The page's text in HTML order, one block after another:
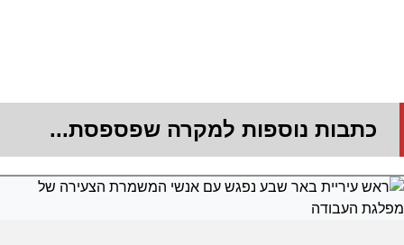
כתבות נוספות למקרה שפספסת...